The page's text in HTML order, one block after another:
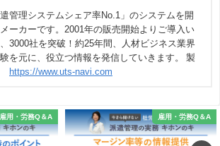
管理システムシェア率No.1」のシステムを開
ーカーです。2001年の販売開始よりご導入い
3000社を突破！約25年間、人材ビジネス業界
を元に、役立つ情報を発信していきます。 製
https://www.uts-navi.com
雇用・労務Q＆A 雇用・労務Q＆A